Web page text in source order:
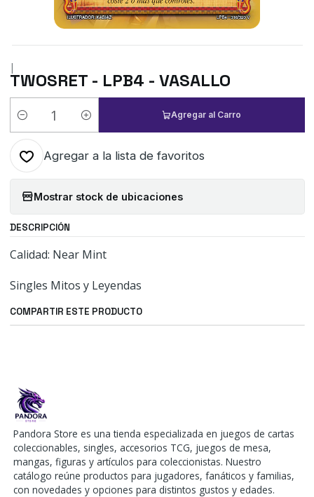
|
TWOSRET - LPB4 - VASALLO
Cantidad
Agregar al Carro
Agregar a la lista de favoritos
Mostrar stock de ubicaciones
DESCRIPCIÓN
Calidad: Near Mint
Singles Mitos y Leyendas
COMPARTIR ESTE PRODUCTO
Pandora Store es una tienda especializada en juegos de cartas
coleccionables, singles, accesorios TCG, juegos de mesa,
mangas, figuras y artículos para coleccionistas. Nuestro
catálogo reúne productos para jugadores, fanáticos y familias,
con novedades y opciones para distintos gustos y edades.